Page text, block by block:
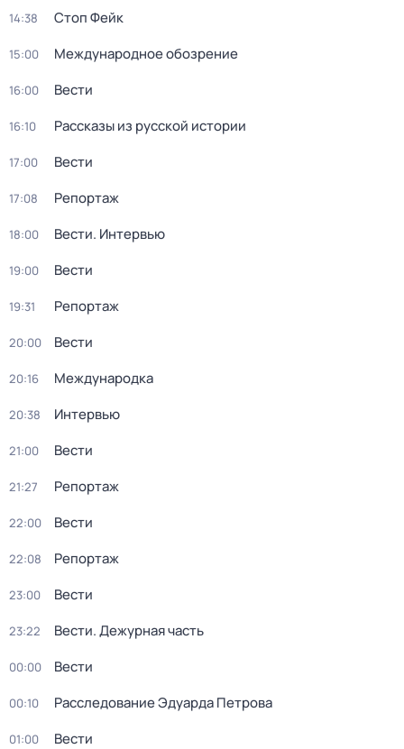
14:38 Стоп Фейк
15:00 Международное обозрение
16:00 Вести
16:10 Рассказы из русской истории
17:00 Вести
17:08 Репортаж
18:00 Вести. Интервью
19:00 Вести
19:31 Репортаж
20:00 Вести
20:16 Международка
20:38 Интервью
21:00 Вести
21:27 Репортаж
22:00 Вести
22:08 Репортаж
23:00 Вести
23:22 Вести. Дежурная часть
00:00 Вести
00:10 Расследование Эдуарда Петрова
01:00 Вести